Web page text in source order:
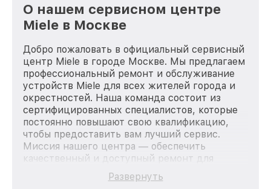
О нашем сервисном центре
Miele в Москве
Добро пожаловать в официальный сервисный
центр Miele в городе Москве. Мы предлагаем
профессиональный ремонт и обслуживание
устройств Miele для всех жителей города и
окрестностей. Наша команда состоит из
сертифицированных специалистов, которые
постоянно повышают свою квалификацию,
чтобы предоставить вам лучший сервис.
Миссия нашего центра — обеспечить
качественный и доступный ремонт для
каждого пользователя продукции Miele, вне
зависимости от сложности поломки. Мы
Развернуть